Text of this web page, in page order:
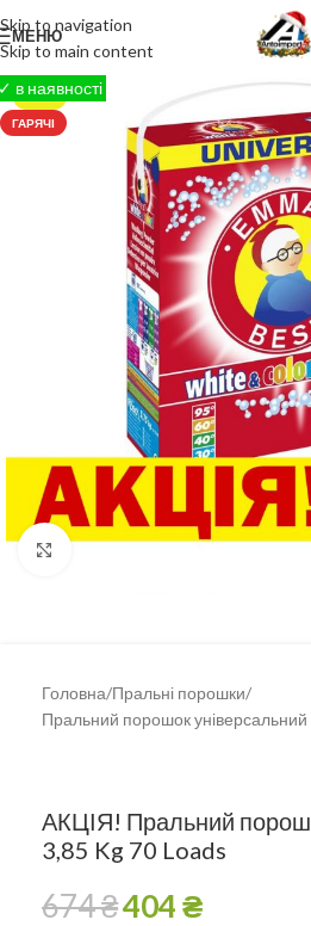
Skip to navigation
Skip to main content
МЕНЮ
-40%
ГАРЯЧІ
Клацніть, щоб збільшити
Головна/Пральні порошки/
Пральний порошок універсальний
АКЦІЯ! Пральний
3,85 Kg 70 Loads
674₴404₴